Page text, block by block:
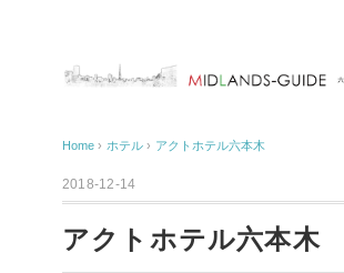
Home › ホテル › アクトホテル六本木
2018-12-14
アクトホテル六本木